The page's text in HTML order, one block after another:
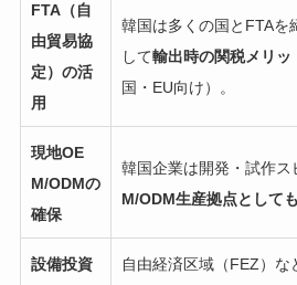
FTA（自
由貿易協
定）の活
用
韓国は多くの国とFTAを
して輸出時の関税メリッ
国・EU向け）。
現地OE
M/ODMの
確保
韓国企業は開発・試作ス
M/ODM生産拠点として
設備投資
自由経済区域（FEZ）な